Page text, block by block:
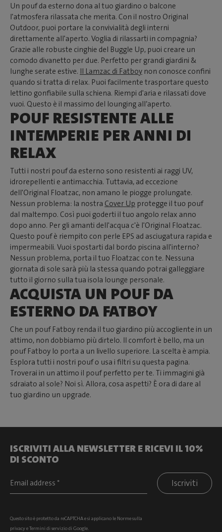
Un pouf da esterno dona al tuo giardino o balcone
l'atmosfera rilassata che merita. Con il nostro Original
Outdoor, puoi portare la convivialità degli interni
direttamente all'aperto. Voglia di rilassarti in compagnia?
Grazie alle robuste cinghie del Buggle Up, puoi creare un
comodo divanetto per due. Perfetto per grandi giardini &
lunghe serate estive. Il Lamzac di Fatboy non conosce confini
quando si tratta di relax. Puoi facilmente trasportare questo
lettino gonfiabile sulla schiena. Riempi d'aria e rilassati dove
vuoi. Questo è il massimo del lounging all’aperto.
POUF RESISTENTE ALLE
INTEMPERIE PER ANNI DI
RELAX
Tutti i nostri pouf da esterno sono resistenti ai raggi UV,
idrorepellenti e antimacchia. Tuttavia, ad eccezione
dell'Original Floatzac, non amano le piogge prolungate.
Nessun problema: la nostra Cover Up protegge il tuo pouf
dal maltempo. Così puoi goderti il tuo angolo relax anno
dopo anno. Per gli amanti dell'acqua c'è l'Original Floatzac.
Questo pouf è riempito con perle EPS ad asciugatura rapida e
impermeabili. Vuoi spostarti dal bordo piscina all'interno?
Nessun problema, porta il tuo Floatzac con te. Nessuna
giornata di sole sarà più la stessa quando potrai galleggiare
tutto il giorno sulla tua isola lounge personale.
ACQUISTA UN POUF DA
ESTERNO DA FATBOY
Che un pouf Fatboy renda il tuo giardino più accogliente in un
attimo, non dobbiamo più dirtelo. Il comfort è bello, ma un
pouf Fatboy lo porta a un livello superiore. La scelta è ampia.
Esplora tutti i nostri pouf o usa i filtri su questa pagina.
Troverai in un attimo il pouf perfetto per te. Ti immagini già
sdraiato al sole? Noi sì. Allora, cosa aspetti? È ora di dare al
tuo giardino un upgrade.
ISCRIVITI ALLA NEWSLETTER E RICEVI IL 10%
DI SCONTO
Iscriviti
Questo sito è protetto da reCAPTCHA e si applicano le Norme sulla
privacyeTermini di serviziodi Google.